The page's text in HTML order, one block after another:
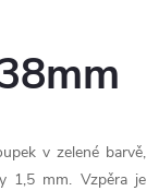
v zelené barvě,
1,5 mm. Vzpěra je